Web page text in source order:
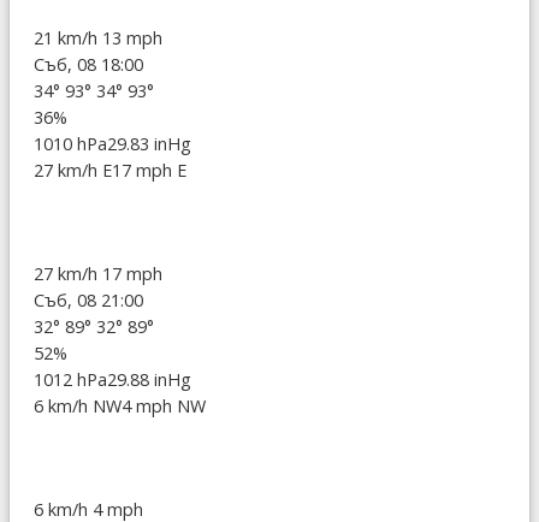
21 km/h 13 mph
Съб, 08 18:00
34° 93° 34° 93°
36%
1010 hPa29.83 inHg
27 km/h E17 mph E
27 km/h 17 mph
Съб, 08 21:00
32° 89° 32° 89°
52%
1012 hPa29.88 inHg
6 km/h NW4 mph NW
6 km/h 4 mph